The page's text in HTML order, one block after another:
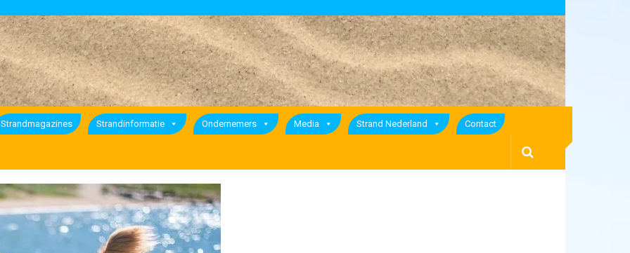
Strandmagazines Strandinformatie Ondernemers Media Strand Nederland Contact